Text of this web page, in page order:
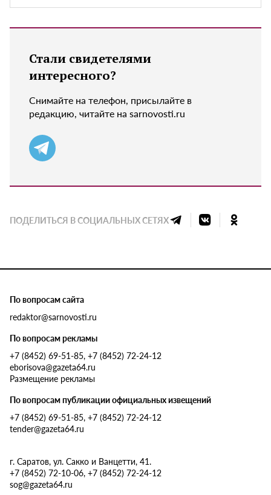
Стали свидетелями
интересного?
Снимайте на телефон, присылайте в
редакцию, читайте на sarnovosti.ru
ПОДЕЛИТЬСЯ В СОЦИАЛЬНЫХ СЕТЯХ
По вопросам сайта
redaktor@sarnovosti.ru
По вопросам рекламы
+7 (8452) 69-51-85, +7 (8452) 72-24-12
eborisova@gazeta64.ru
Размещение рекламы
По вопросам публикации официальных извещений
+7 (8452) 69-51-85, +7 (8452) 72-24-12
tender@gazeta64.ru
г. Саратов, ул. Сакко и Ванцетти, 41.
+7 (8452) 72-10-06, +7 (8452) 72-24-12
sog@gazeta64.ru